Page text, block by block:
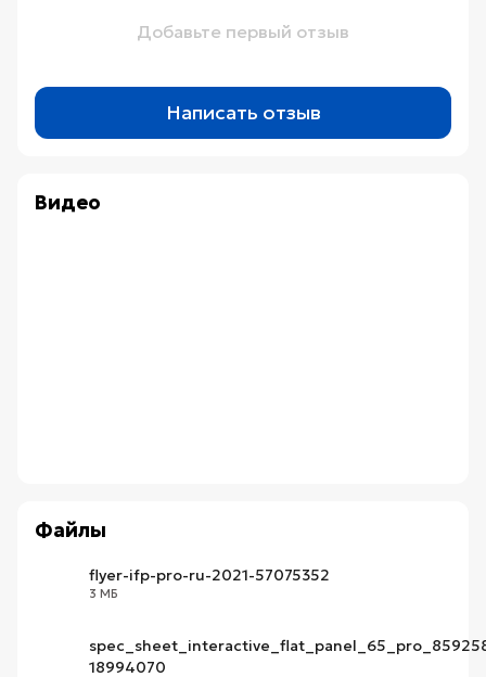
Добавьте первый отзыв
Написать отзыв
Видео
Файлы
flyer-ifp-pro-ru-2021-57075352
3 МБ
18994070